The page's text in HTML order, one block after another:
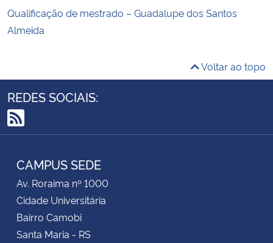
Qualificação de mestrado – Guadalupe dos Santos
Almeida
Voltar ao topo
REDES SOCIAIS:
RSS
CAMPUS SEDE
Av. Roraima nº 1000
Cidade Universitária
Bairro Camobi
Santa Maria - RS